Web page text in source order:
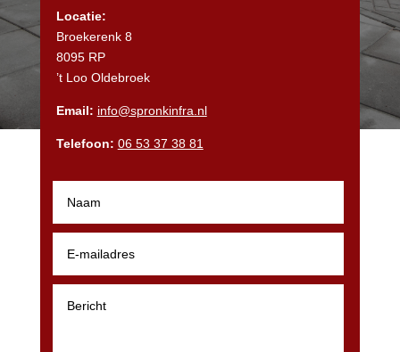
Locatie:
Broekerenk 8
8095 RP
’t Loo Oldebroek
Email: info@spronkinfra.nl
Telefoon: 06 53 37 38 81